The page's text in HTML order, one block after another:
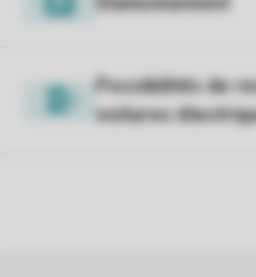
Possibilités de
voitures